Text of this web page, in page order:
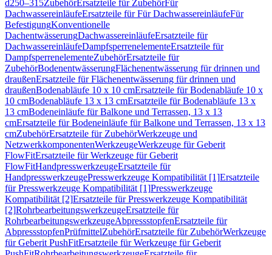
d250–315ZubehörErsatzteile für ZubehörFür
DachwassereinläufeErsatzteile für Für DachwassereinläufeFür
BefestigungKonventionelle
DachentwässerungDachwassereinläufeErsatzteile für
DachwassereinläufeDampfsperrenelementeErsatzteile für
DampfsperrenelementeZubehörErsatzteile für
ZubehörBodenentwässerungFlächenentwässerung für drinnen und
draußenErsatzteile für Flächenentwässerung für drinnen und
draußenBodenabläufe 10 x 10 cmErsatzteile für Bodenabläufe 10 x
10 cmBodenabläufe 13 x 13 cmErsatzteile für Bodenabläufe 13 x
13 cmBodeneinläufe für Balkone und Terrassen, 13 x 13
cmErsatzteile für Bodeneinläufe für Balkone und Terrassen, 13 x 13
cmZubehörErsatzteile für ZubehörWerkzeuge und
NetzwerkkomponentenWerkzeugeWerkzeuge für Geberit
FlowFitErsatzteile für Werkzeuge für Geberit
FlowFitHandpresswerkzeugeErsatzteile für
HandpresswerkzeugePresswerkzeuge Kompatibilität [1]Ersatzteile
für Presswerkzeuge Kompatibilität [1]Presswerkzeuge
Kompatibilität [2]Ersatzteile für Presswerkzeuge Kompatibilität
[2]RohrbearbeitungswerkzeugeErsatzteile für
RohrbearbeitungswerkzeugeAbpressstopfenErsatzteile für
AbpressstopfenPrüfmittelZubehörErsatzteile für ZubehörWerkzeuge
für Geberit PushFitErsatzteile für Werkzeuge für Geberit